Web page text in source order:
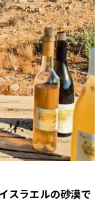
スラエルの砂漠で